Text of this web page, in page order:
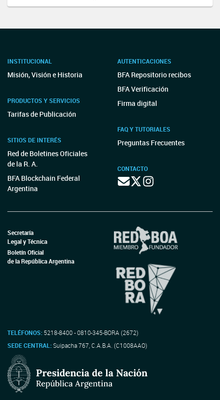
INSTITUCIONAL
Misión, Visión e Historia
PRODUCTOS Y SERVICIOS
Tarifas de Publicación
SITIOS DE INTERÉS
Red de Boletines Oficiales
de la R. A.
BFA Blockchain Federal
Argentina
AUTENTICACIONES
BFA Repositorio recibos
BFA Verificación
Firma digital
FAQ Y TUTORIALES
Preguntas Frecuentes
CONTACTO
Secretaría
Legal y Técnica
Boletín Oficial
de la República Argentina
TELÉFONOS: 5218-8400 - 0810-345-BORA (2672)
SEDE CENTRAL:Suipacha 767, C.A.B.A. (C1008AAO)